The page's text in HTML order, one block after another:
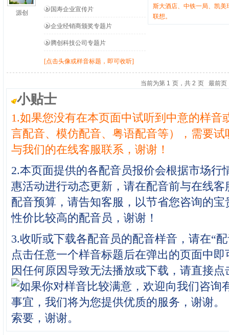
源创 国寿企业宣传片
企业经销商颁奖专题片
腾创科技公司专题片
[点击头像或样音标题，即可收听]
斯大酒店、中铁一局、凯
联想。
当前为第 1 页，共 2 页 最前页
小贴士
1.如果您没有在本页面中试听到中意的样音
言配音、模仿配音、粤语配音等），需要
与我们的在线客服联系，谢谢！
2.本页面提供的各配音员报价会根据市场行
惠活动进行动态更新，请在配音前与在线
配音预算，请告知客服，以节省您咨询的
性价比较高的配音员，谢谢！
3.收听或下载各配音员的配音样音，请在“
点击任意一个样音标题后在弹出的页面中
因任何原因导致无法播放或下载，请直接
索要，谢谢。